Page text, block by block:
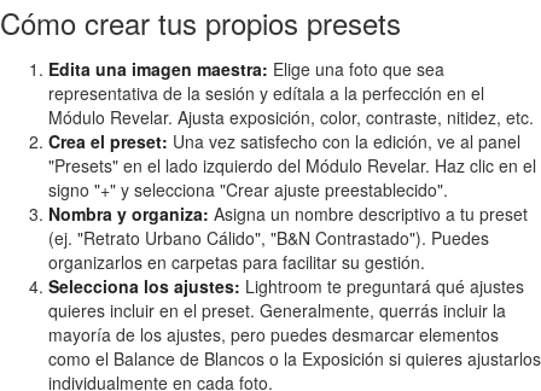
Cómo crear tus propios presets
Edita una imagen maestra: Elige una foto que sea
representativa de la sesión y edítala a la perfección en el
Módulo Revelar. Ajusta exposición, color, contraste, nitidez, etc.
Crea el preset: Una vez satisfecho con la edición, ve al panel
"Presets" en el lado izquierdo del Módulo Revelar. Haz clic en el
signo "+" y selecciona "Crear ajuste preestablecido".
Nombra y organiza: Asigna un nombre descriptivo a tu preset
(ej. "Retrato Urbano Cálido", "B&N Contrastado"). Puedes
organizarlos en carpetas para facilitar su gestión.
Selecciona los ajustes: Lightroom te preguntará qué ajustes
quieres incluir en el preset. Generalmente, querrás incluir la
mayoría de los ajustes, pero puedes desmarcar elementos
como el Balance de Blancos o la Exposición si quieres ajustarlos
individualmente en cada foto.